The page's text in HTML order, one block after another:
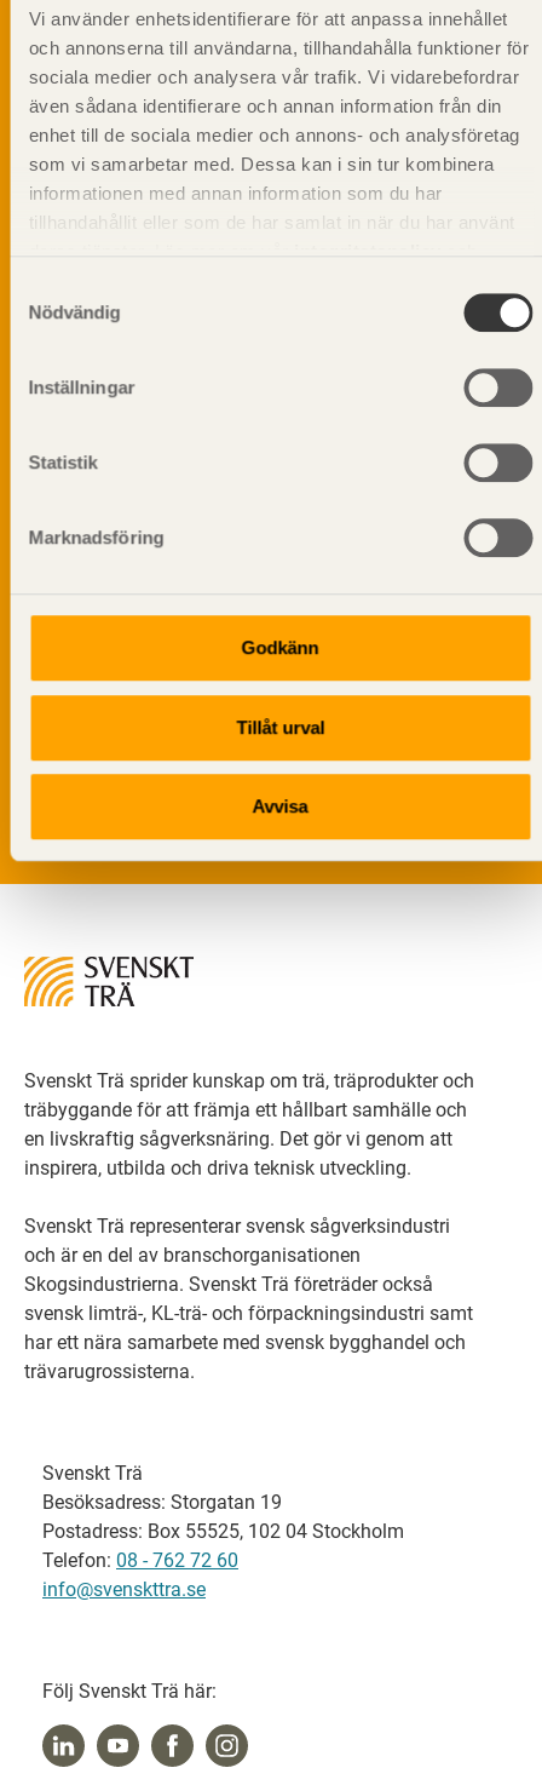
Vi använder enhetsidentifierare för att anpassa innehållet
och annonserna till användarna, tillhandahålla funktioner för
sociala medier och analysera vår trafik. Vi vidarebefordrar
även sådana identifierare och annan information från din
enhet till de sociala medier och annons- och analysföretag
som vi samarbetar med. Dessa kan i sin tur kombinera
informationen med annan information som du har
tillhandahållit eller som de har samlat in när du har använt
Nödvändig
Inställningar
Statistik
Marknadsföring
Godkänn
Tillåt urval
Avvisa
sågverksnärings digitala produktkatalog för att
beskriva träprodukter och deras unika
egenskaper.
Dela på
informationsutskick!
personuppgifter alltid hanteras på ett ansvarsfullt sätt.
Genom att klicka på skicka lämnar du ditt samtycke.
Svenskt Trä sprider kunskap om trä, träprodukter och
träbyggande för att främja ett hållbart samhälle och
en livskraftig sågverksnäring. Det gör vi genom att
inspirera, utbilda och driva teknisk utveckling.
Svenskt Trä representerar svensk sågverksindustri
och är en del av branschorganisationen
Skogsindustrierna. Svenskt Trä företräder också
svensk limträ-, KL-trä- och förpackningsindustri samt
har ett nära samarbete med svensk bygghandel och
trävarugrossisterna.
Svenskt Trä
Besöksadress: Storgatan 19
Postadress: Box 55525, 102 04 Stockholm
Telefon: 08 - 762 72 60
info@svenskttra.se
Följ Svenskt Trä här: